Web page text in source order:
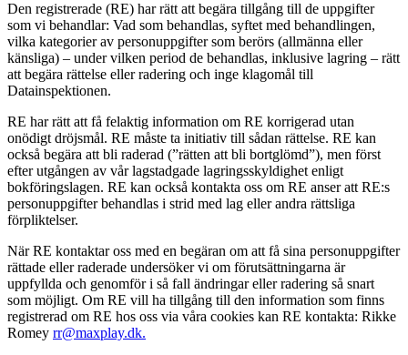
Den registrerade (RE) har rätt att begära tillgång till de uppgifter
som vi behandlar: Vad som behandlas, syftet med behandlingen,
vilka kategorier av personuppgifter som berörs (allmänna eller
känsliga) – under vilken period de behandlas, inklusive lagring – rätt
att begära rättelse eller radering och inge klagomål till
Datainspektionen.
RE har rätt att få felaktig information om RE korrigerad utan
onödigt dröjsmål. RE måste ta initiativ till sådan rättelse. RE kan
också begära att bli raderad (”rätten att bli bortglömd”), men först
efter utgången av vår lagstadgade lagringsskyldighet enligt
bokföringslagen. RE kan också kontakta oss om RE anser att RE:s
personuppgifter behandlas i strid med lag eller andra rättsliga
förpliktelser.
När RE kontaktar oss med en begäran om att få sina personuppgifter
rättade eller raderade undersöker vi om förutsättningarna är
uppfyllda och genomför i så fall ändringar eller radering så snart
som möjligt. Om RE vill ha tillgång till den information som finns
registrerad om RE hos oss via våra cookies kan RE kontakta: Rikke
Romey rr@maxplay.dk.